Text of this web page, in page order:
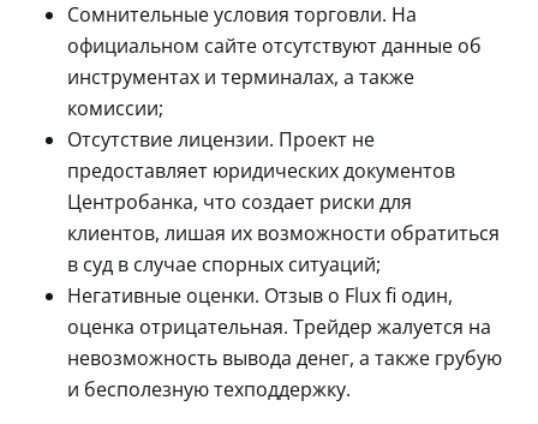
Сомнительные условия торговли. На
официальном сайте отсутствуют данные об
инструментах и терминалах, а также
комиссии;
Отсутствие лицензии. Проект не
предоставляет юридических документов
Центробанка, что создает риски для
клиентов, лишая их возможности обратиться
в суд в случае спорных ситуаций;
Негативные оценки. Отзыв о Flux fi один,
оценка отрицательная. Трейдер жалуется на
невозможность вывода денег, а также грубую
и бесполезную техподдержку.